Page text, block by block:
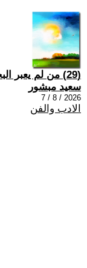
(29) من لم يعبر البحر فليشربه !
سعيد مبشور
2026 / 8 / 7
الادب والفن